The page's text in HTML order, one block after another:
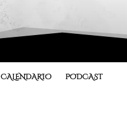
CALENDARIO PODCAST